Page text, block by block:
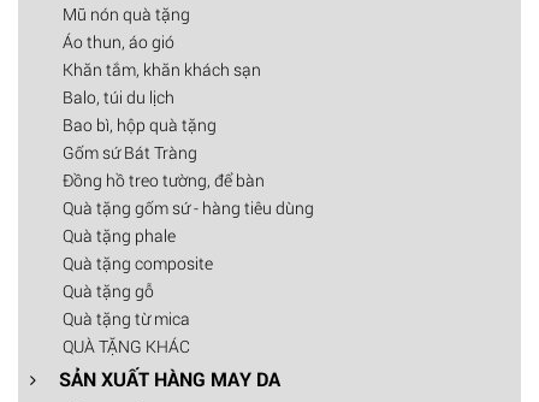
Mũ nón quà tặng
Áo thun, áo gió
Khăn tắm, khăn khách sạn
Balo, túi du lịch
Bao bì, hộp quà tặng
Gốm sứ Bát Tràng
Đồng hồ treo tường, để bàn
Quà tặng gốm sứ - hàng tiêu dùng
Quà tặng phale
Quà tặng composite
Quà tặng gỗ
Quà tặng từ mica
QUÀ TẶNG KHÁC
SẢN XUẤT HÀNG MAY DA